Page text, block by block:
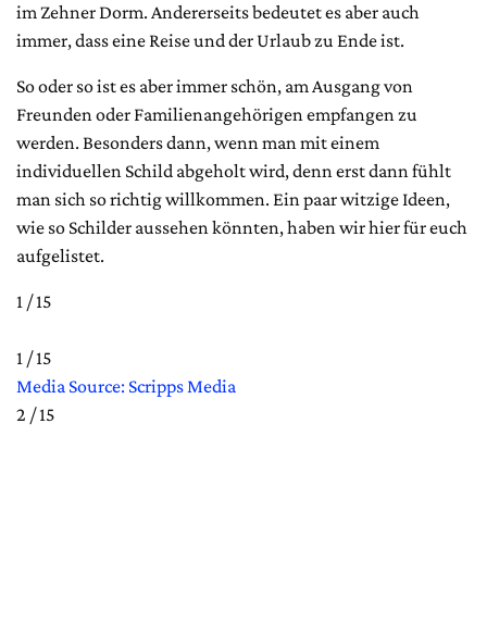
im Zehner Dorm. Andererseits bedeutet es aber auch
immer, dass eine Reise und der Urlaub zu Ende ist.
So oder so ist es aber immer schön, am Ausgang von
Freunden oder Familienangehörigen empfangen zu
werden. Besonders dann, wenn man mit einem
individuellen Schild abgeholt wird, denn erst dann fühlt
man sich so richtig willkommen. Ein paar witzige Ideen,
wie so Schilder aussehen könnten, haben wir hier für euch
aufgelistet.
1 / 15
1 / 15
Media Source: Scripps Media
2 / 15